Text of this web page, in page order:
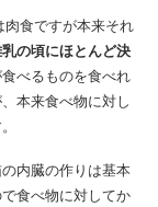
食ですが本来それ
の頃にほとんど決
べるものを食べれ
本来食べ物に対し
内臓の作りは基本
食べ物に対してか